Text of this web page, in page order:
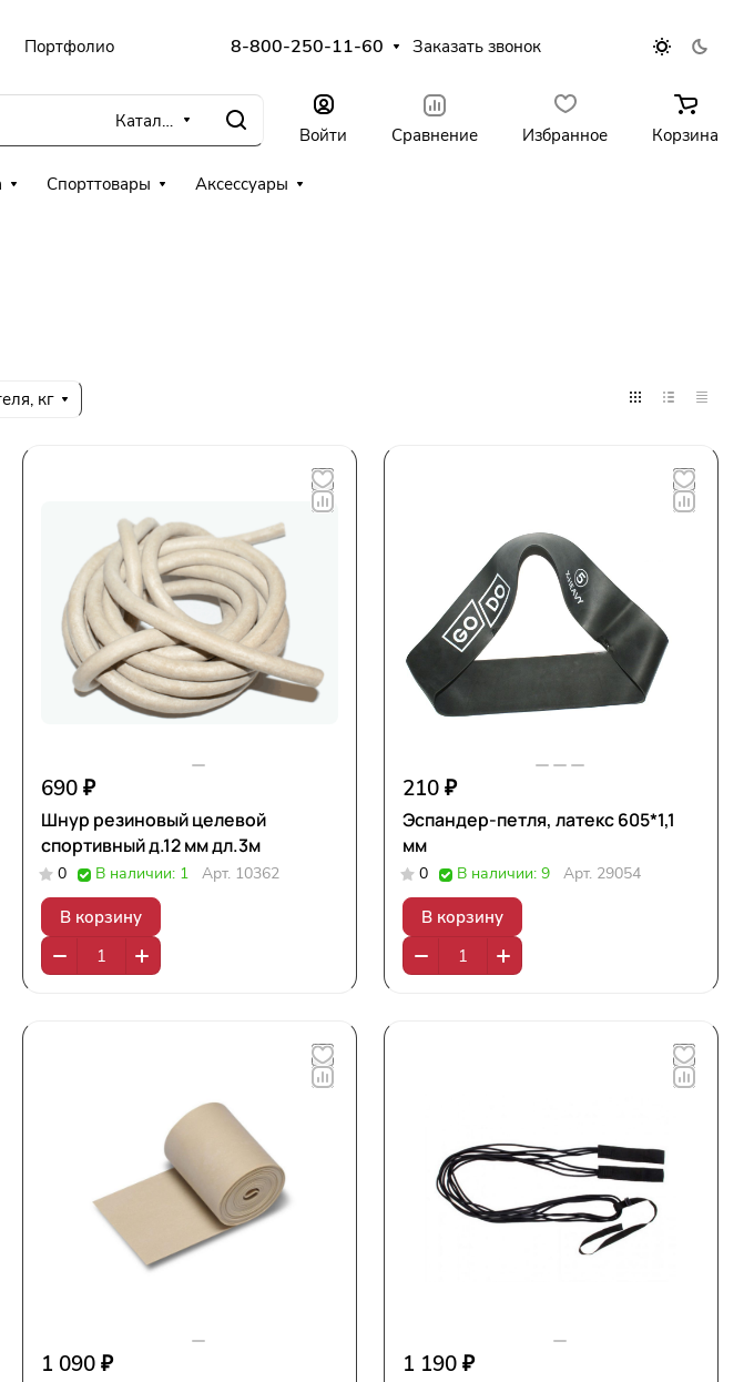
Портфолио 8-800-250-11-60 Заказать звонок
Каталог
Войти Сравнение Избранное Корзина
Спорттовары Аксессуары
кг
690 ₽
Шнур резиновый целевой
спортивный д.12 мм дл.3м
0 В наличии: 1 Арт. 10362
В корзину
210 ₽
Эспандер-петля, латекс 605*1,1
мм
0 В наличии: 9 Арт. 29054
В корзину
1 090 ₽ 1 190 ₽